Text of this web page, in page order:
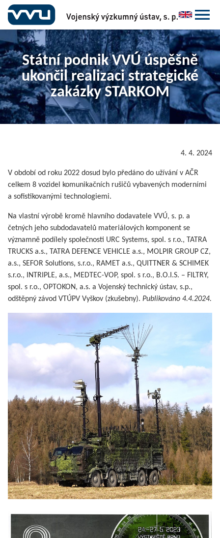
Státní podnik VVÚ úspěšně
ukončil realizaci strategické
zakázky STARKOM
4. 4. 2024
V období od roku 2022 dosud bylo předáno do užívání v AČR
celkem 8 vozidel komunikačních rušičů vybavených moderními
a sofistikovanými technologiemi.
Na vlastní výrobě kromě hlavního dodavatele VVÚ, s. p. a
četných jeho subdodavatelů materiálových komponent se
významně podílely společnosti URC Systems, spol. s r.o., TATRA
TRUCKS a.s., TATRA DEFENCE VEHICLE a.s., MOLPIR GROUP CZ,
a.s., SEFOR Solutions, s.r.o., RAMET a.s., QUITTNER & SCHIMEK
s.r.o., INTRIPLE, a.s., MEDTEC-VOP, spol. s r.o., B.O.I.S. – FILTRY,
spol. s r.o., OPTOKON, a.s. a Vojenský technický ústav, s.p.,
odštěpný závod VTÚPV Vyškov (zkušebny). Publikováno 4.4.2024.